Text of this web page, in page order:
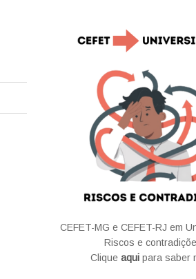
CEFET-MG e CEFET-RJ em
Riscos e
Clique aquipara saber